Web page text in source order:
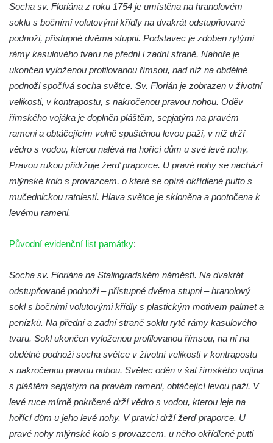
Socha Mamut srstnatý v ZOO Hluboká
Socha Orel v ZOO Hluboká
Socha Vydry si hrají v ZOO Hluboká
Socha Přátelství v ZOO Hluboká
Socha Matka příroda v ZOO Hluboká
Socha Lišky v ZOO Hluboká
Socha Kudlanka v ZOO Hluboká
Socha Vlčice s mládětem v ZOO Hluboká
Socha Rys číhající na srnu v ZOO Hluboká
Socha Orlice v ZOO Hluboká
Socha Tygr v ZOO Hluboká
Socha Housenka v ZOO Hluboká
Socha Nosorožík v ZOO Hluboká
Socha Rosomák v ZOO Hluboká
Socha Vážka v ZOO Hluboká
Socha Volavka v ZOO Hluboká
Flamingo trůn v ZOO Hluboká
Lavička Kůň Převalského v ZOO Hluboká
Socha sv. Floriána z roku 1754 je umístěna na hranolovém
soklu s bočními volutovými křídly na dvakrát odstupňované
podnoži, přístupné dvěma stupni. Podstavec je zdoben rytými
rámy kasulového tvaru na přední i zadní straně. Nahoře je
ukončen vyloženou profilovanou římsou, nad níž na obdélné
podnoži spočívá socha světce. Sv. Florián je zobrazen v životní
velikosti, v kontrapostu, s nakročenou pravou nohou. Oděv
římského vojáka je doplněn pláštěm, sepjatým na pravém
rameni a obtáčejícím volně spuštěnou levou paži, v níž drží
vědro s vodou, kterou nalévá na hořící dům u své levé nohy.
Pravou rukou přidržuje žerď praporce. U pravé nohy se nachází
mlýnské kolo s provazcem, o které se opírá okřídlené putto s
mučednickou ratolestí. Hlava světce je skloněna a pootočena k
levému rameni.
Původní evidenční list památky:
Socha sv. Floriána na Stalingradském náměstí. Na dvakrát
odstupňované podnoži – přístupné dvěma stupni – hranolový
sokl s bočními volutovými křídly s plastickým motivem palmet a
penízků. Na přední a zadní straně soklu ryté rámy kasulového
tvaru. Sokl ukončen vyloženou profilovanou římsou, na ní na
obdélné podnoži socha světce v životní velikosti v kontrapostu
s nakročenou pravou nohou. Světec oděn v šat římského vojína
s pláštěm sepjatým na pravém rameni, obtáčející levou paži. V
levé ruce mírně pokrčené drží vědro s vodou, kterou leje na
hořící dům u jeho levé nohy. V pravici drží žerď praporce. U
pravé nohy mlýnské kolo s provazcem, u něho okřídlené putti